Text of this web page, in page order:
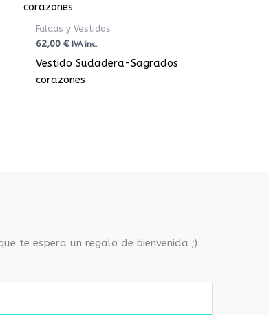
Faldas y Vestidos
62,00 € IVA inc.
Vestido Sudadera-Sagrados
corazones
te espera un regalo de bienvenida ;)